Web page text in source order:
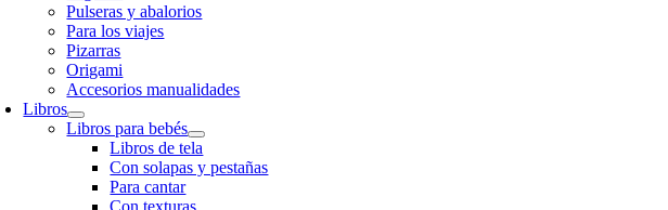
Pulseras y abalorios
Para los viajes
Pizarras
Origami
Accesorios manualidades
Libros
Libros para bebés
Libros de tela
Con solapas y pestañas
Para cantar
Con texturas